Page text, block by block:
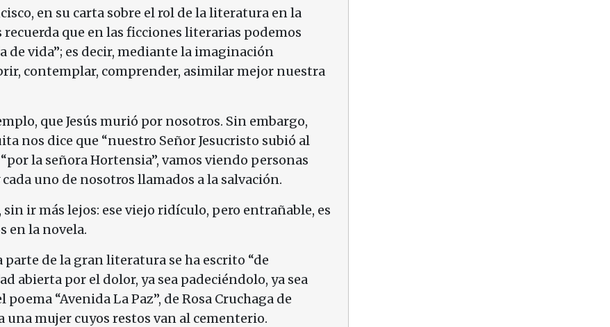
en su carta sobre el rol de la literatura en la
que en las ficciones literarias podemos
de vida”; es decir, mediante la imaginación
contemplar, comprender, asimilar mejor nuestra
que Jesús murió por nosotros. Sin embargo,
nos dice que “nuestro Señor Jesucristo subió al
la señora Hortensia”, vamos viendo personas
uno de nosotros llamados a la salvación.
sin ir más lejos: ese viejo ridículo, pero entrañable, es
en la novela.
de la gran literatura se ha escrito “de
abierta por el dolor, ya sea padeciéndolo, ya sea
“Avenida La Paz”, de Rosa Cruchaga de
una mujer cuyos restos van al cementerio.